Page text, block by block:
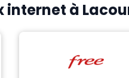
internet à